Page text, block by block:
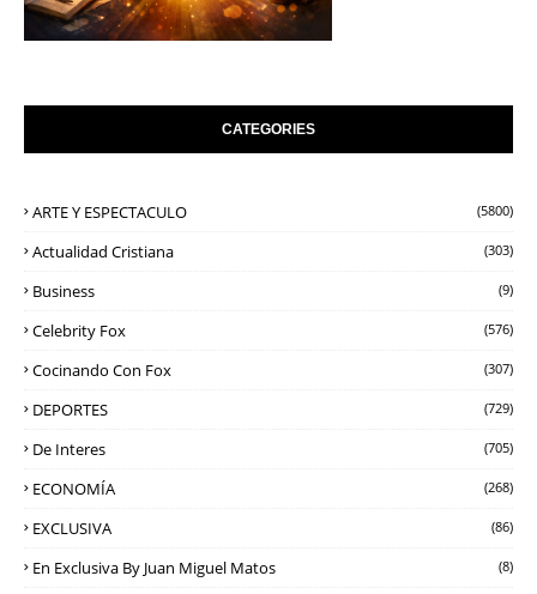
CATEGORIES
ARTE Y ESPECTACULO (5800)
Actualidad Cristiana (303)
Business (9)
Celebrity Fox (576)
Cocinando Con Fox (307)
DEPORTES (729)
De Interes (705)
ECONOMÍA (268)
EXCLUSIVA (86)
En Exclusiva By Juan Miguel Matos (8)